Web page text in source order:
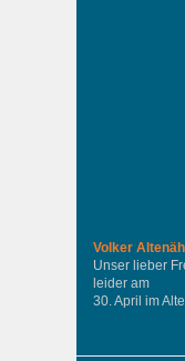
Volker
Unser lieber
leider am
30. April im